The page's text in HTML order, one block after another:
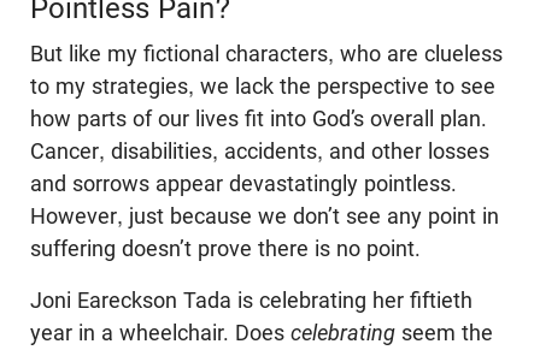
Pointless Pain?
But like my fictional characters, who are clueless
to my strategies, we lack the perspective to see
how parts of our lives fit into God’s overall plan.
Cancer, disabilities, accidents, and other losses
and sorrows appear devastatingly pointless.
However, just because we don’t see any point in
suffering doesn’t prove there is no point.
Joni Eareckson Tada is celebrating her fiftieth
year in a wheelchair. Does celebrating seem the